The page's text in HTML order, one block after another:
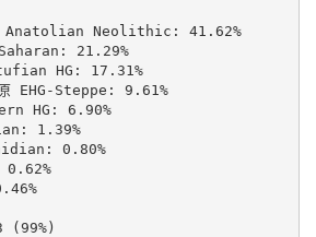
亚 Anatolian Neolithic: 41.62%
21.29%
HG: 17.31%
原 EHG-Steppe: 9.61%
HG: 6.90%
1.39%
0.80%
(99%)